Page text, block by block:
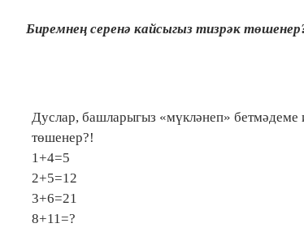
Биремнең серенә кайсыгыз тизрәк
Дуслар, башларыгыз «мүкләнеп»
төшенер?!
1+4=5
2+5=12
3+6=21
8+11=?